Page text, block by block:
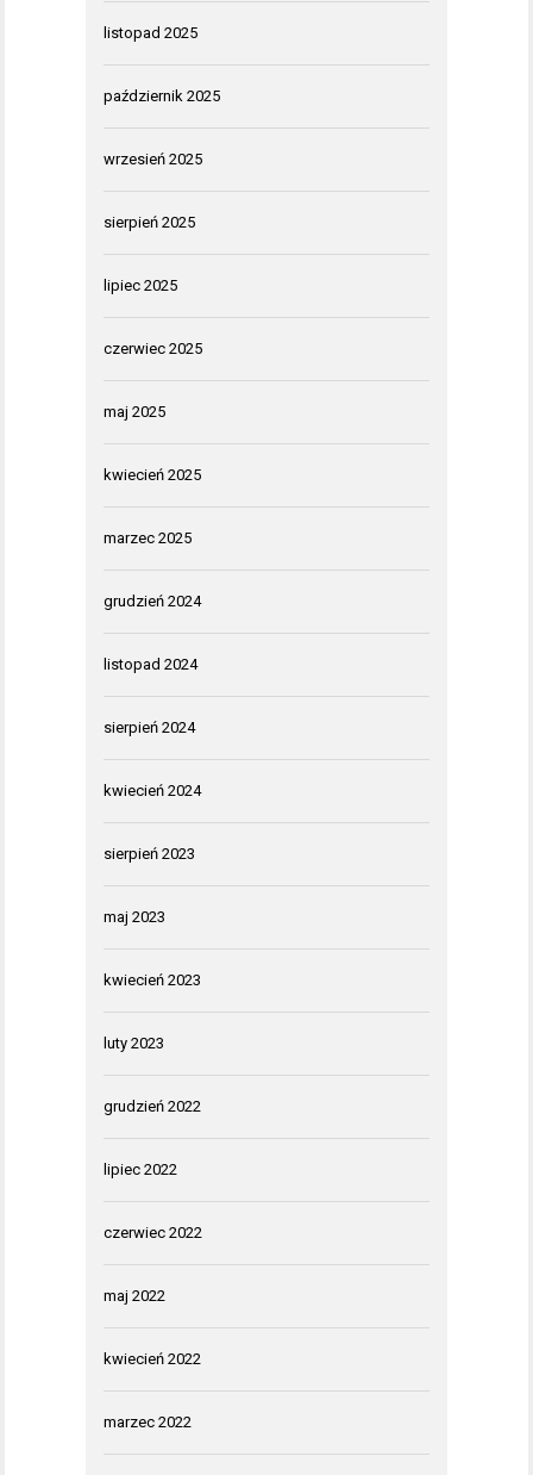
listopad 2025
październik 2025
wrzesień 2025
sierpień 2025
lipiec 2025
czerwiec 2025
maj 2025
kwiecień 2025
marzec 2025
grudzień 2024
listopad 2024
sierpień 2024
kwiecień 2024
sierpień 2023
maj 2023
kwiecień 2023
luty 2023
grudzień 2022
lipiec 2022
czerwiec 2022
maj 2022
kwiecień 2022
marzec 2022